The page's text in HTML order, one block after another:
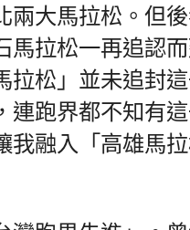
兩大馬拉松。但
馬拉松一再追認
拉松」並未追封
連跑界都不知有
我融入「高雄馬